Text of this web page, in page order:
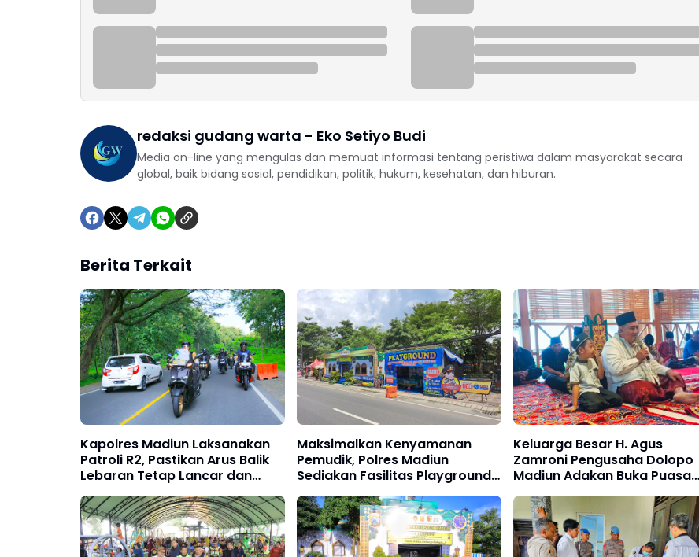
redaksi gudang warta - Eko Setiyo Budi
Media on-line yang mengulas dan memuat informasi tentang peristiwa dalam masyarakat secara
global, baik bidang sosial, pendidikan, politik, hukum, kesehatan, dan hiburan.
Berita Terkait
Kapolres Madiun Laksanakan
Patroli R2, Pastikan Arus Balik
Lebaran Tetap Lancar dan
Aman
Maksimalkan Kenyamanan
Pemudik, Polres Madiun
Sediakan Fasilitas Playground
hingga Bengkel Gratis
Keluarga Besar H. Agus
Zamroni Pengusaha Dolopo
Madiun Adakan Buka Puasa
Bersama dan Bagikan Parsel
Lebaran Kepada Karyawan